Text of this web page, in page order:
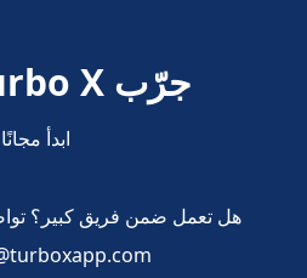
جرّب Zurbo X اليوم
ابدأ مجانًا
هل تعمل ضمن فريق كبير؟